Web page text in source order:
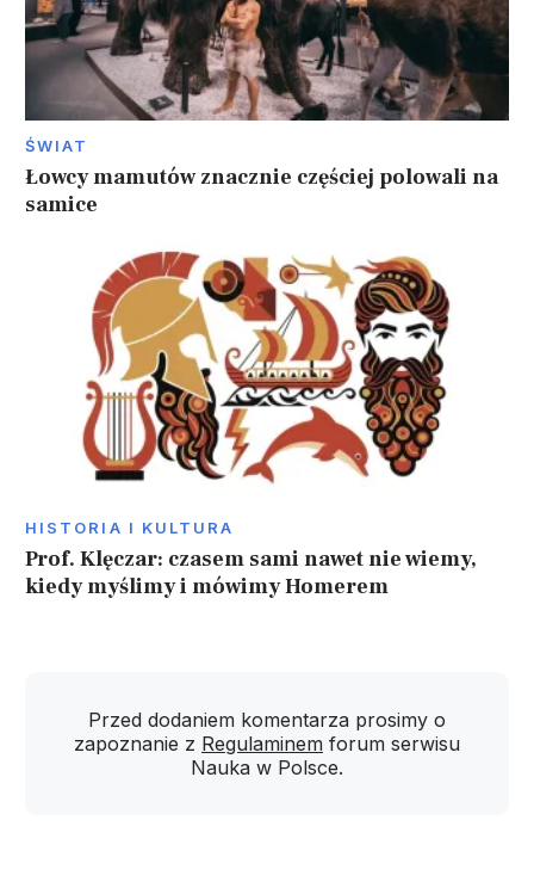
ŚWIAT
Łowcy mamutów znacznie częściej polowali na
samice
HISTORIA I KULTURA
Prof. Klęczar: czasem sami nawet nie wiemy,
kiedy myślimy i mówimy Homerem
Przed dodaniem komentarza prosimy o
zapoznanie z Regulaminem forum serwisu
Nauka w Polsce.